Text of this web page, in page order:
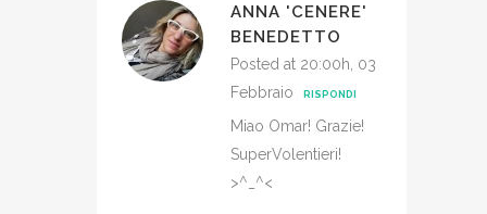
ANNA 'CENERE'
BENEDETTO
Posted at 20:00h, 03
Febbraio
RISPONDI
Miao Omar! Grazie!
SuperVolentieri!
>^_^<